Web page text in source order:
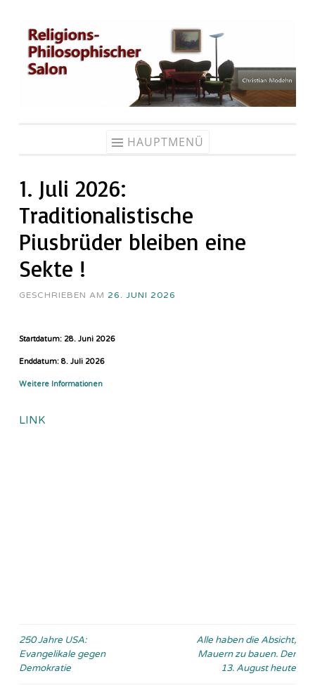
Zum
Inhalt
springen
HAUPTMENÜ
1. Juli 2026:
Traditionalistische
Piusbrüder bleiben eine
Sekte !
GESCHRIEBEN AM 26. JUNI 2026
Startdatum: 28. Juni 2026
Enddatum: 8. Juli 2026
Weitere Informationen
LINK
Beitragsnavigation
250 Jahre USA:
Evangelikale gegen
Demokratie
Alle haben die Absicht,
Mauern zu bauen. Der
13. August heute